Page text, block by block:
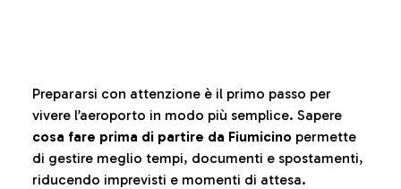
Prepararsi con attenzione è il primo passo per
vivere l’aeroporto in modo più semplice. Sapere
cosa fare prima di partire da Fiumicino permette
di gestire meglio tempi, documenti e spostamenti,
riducendo imprevisti e momenti di attesa.